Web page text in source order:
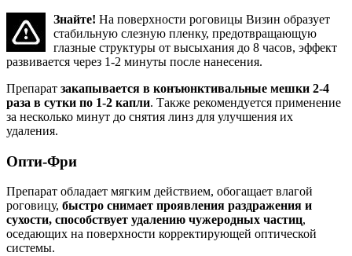
Знайте! На поверхности роговицы Визин образует
стабильную слезную пленку, предотвращающую
глазные структуры от высыхания до 8 часов, эффект
развивается через 1-2 минуты после нанесения.
Препарат закапывается в конъюнктивальные мешки 2-4
раза в сутки по 1-2 капли. Также рекомендуется применение
за несколько минут до снятия линз для улучшения их
удаления.
Опти-Фри
Препарат обладает мягким действием, обогащает влагой
роговицу, быстро снимает проявления раздражения и
сухости, способствует удалению чужеродных частиц,
оседающих на поверхности корректирующей оптической
системы.